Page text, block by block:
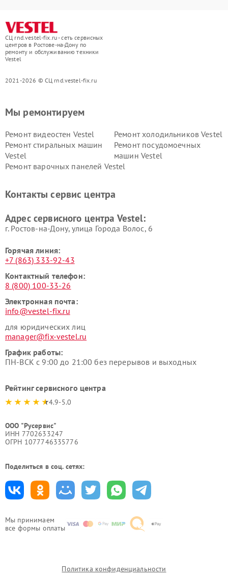
СЦ rnd.vestel-fix.ru - сеть сервисных
центров в Ростове-на-Дону по
ремонту и обслуживанию техники
Vestel
2021-2026 © СЦ rnd.vestel-fix.ru
Мы принимаем
все формы оплаты
Мы ремонтируем
Ремонт видеостен Vestel
Ремонт холодильников Vestel
Ремонт стиральных машин
Vestel
Ремонт посудомоечных
машин Vestel
Ремонт варочных панелей Vestel
Контакты сервис центра
Адрес сервисного центра Vestel:
г. Ростов-на-Дону, улица Города Волос, 6
Горячая линия:
+7 (863) 333-92-43
Контактный телефон:
8 (800) 100-33-26
Электронная почта:
info@vestel-fix.ru
для юридических лиц
manager@fix-vestel.ru
График работы:
ПН-ВСК с 9:00 до 21:00 без перерывов и выходных
Рейтинг сервисного центра
4.9-5.0
ООО "Русервис"
ИНН 7702633247
ОГРН 1077746335776
Поделиться в соц. сетях:
Политика конфиденциальности